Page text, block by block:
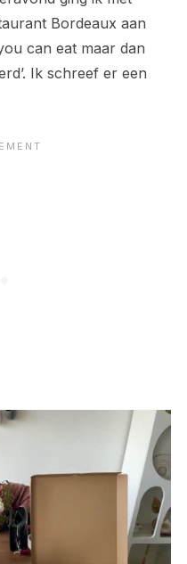
Bordeaux aan
can eat maar dan
Ik schreef er een